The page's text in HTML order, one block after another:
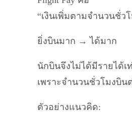
“เงินเพิ่มตามจำนวนชั่ว
ยิ่งบินมาก → ได้มาก
นักบินจึงไม่ได้มีรายได้เ
เพราะจำนวนชั่วโมงบิน
ตัวอย่างแนวคิด: